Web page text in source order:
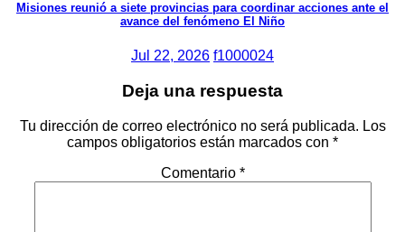
Misiones reunió a siete provincias para coordinar acciones ante el
avance del fenómeno El Niño
Jul 22, 2026 f1000024
Deja una respuesta
Tu dirección de correo electrónico no será publicada. Los
campos obligatorios están marcados con *
Comentario *